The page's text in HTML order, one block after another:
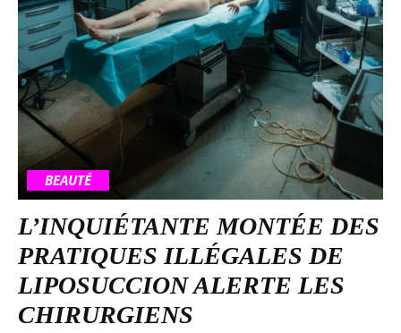
BEAUTÉ
L’INQUIÉTANTE MONTÉE DES
PRATIQUES ILLÉGALES DE
LIPOSUCCION ALERTE LES
CHIRURGIENS